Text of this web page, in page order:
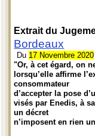
Extrait du
Bordeaux
Du 17 Novembre 2020
"Or, à cet égard, on
lorsqu’elle affirme
consommateur
d’accepter la pose
visés par Enedis, à
un décret
n’imposent en rien